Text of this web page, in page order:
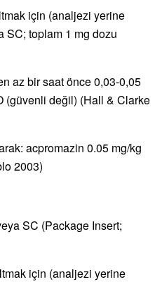
için (analjezi yerine
SC; toplam 1 mg dozu
az bir saat önce 0,03-0,05
(güvenli değil) (Hall & Clarke
acpromazin 0.05 mg/kg
2003)
SC (Package Insert;
için (analjezi yerine